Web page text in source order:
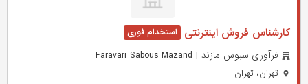
کارشناس فروش اینترنتی
فرآوری سبوس مازند | Faravari Sabous Mazand
تهران، تهران